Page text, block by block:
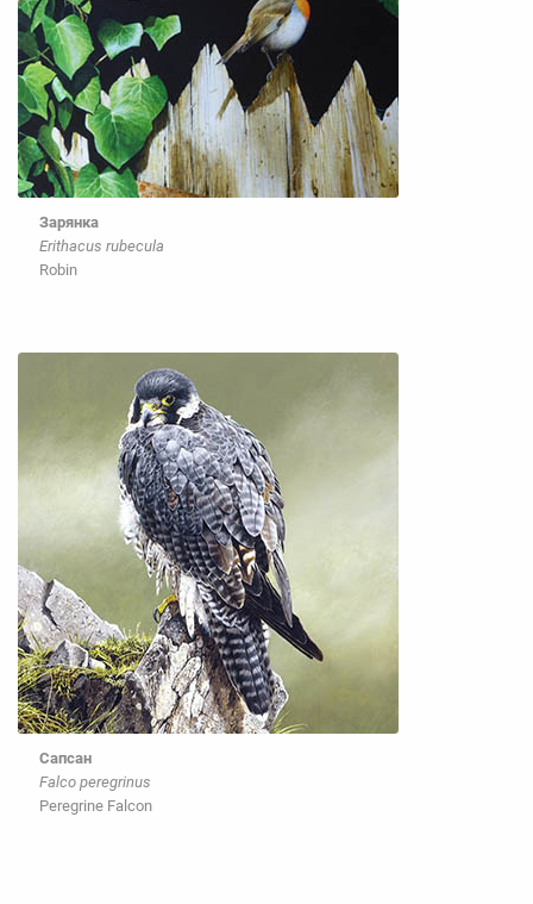
Зарянка
Erithacus rubecula
Robin
Сапсан
Falco peregrinus
Peregrine Falcon